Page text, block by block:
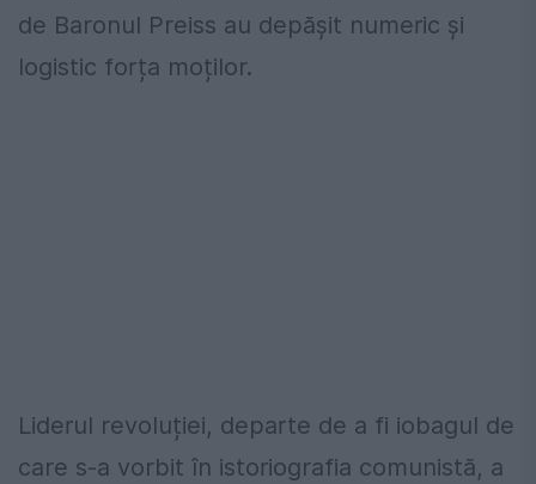
de Baronul Preiss au depășit numeric și
logistic forța moților.
Liderul revoluției, departe de a fi iobagul de
care s-a vorbit în istoriografia comunistă, a